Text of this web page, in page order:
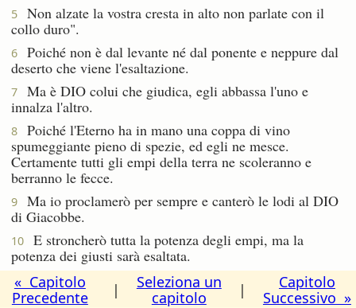
5
Non alzate la vostra cresta in alto non parlate con il
collo duro".
6
Poiché non è dal levante né dal ponente e neppure dal
deserto che viene l'esaltazione.
7
Ma è DIO colui che giudica, egli abbassa l'uno e
innalza l'altro.
8
Poiché l'Eterno ha in mano una coppa di vino
spumeggiante pieno di spezie, ed egli ne mesce.
Certamente tutti gli empi della terra ne scoleranno e
berranno le fecce.
9
Ma io proclamerò per sempre e canterò le lodi al DIO
di Giacobbe.
10
E stroncherò tutta la potenza degli empi, ma la
potenza dei giusti sarà esaltata.
« Capitolo
Precedente
|
Seleziona un
capitolo
|
Capitolo
Successivo »